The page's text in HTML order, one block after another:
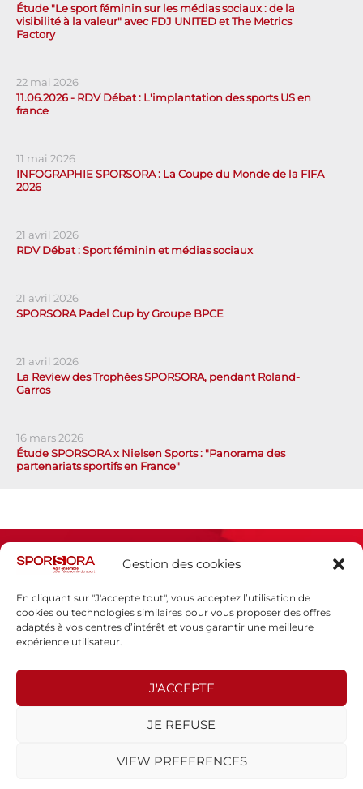
Gestion des cookies
En cliquant sur "J'accepte tout", vous acceptez l’utilisation de
cookies ou technologies similaires pour vous proposer des offres
adaptés à vos centres d’intérêt et vous garantir une meilleure
expérience utilisateur.
J'ACCEPTE
JE REFUSE
VIEW PREFERENCES
Étude "Le sport féminin sur les médias sociaux : de la
visibilité à la valeur" avec FDJ UNITED et The Metrics
Factory
22 mai 2026
11.06.2026 - RDV Débat : L'implantation des sports US en
france
11 mai 2026
INFOGRAPHIE SPORSORA : La Coupe du Monde de la FIFA
2026
21 avril 2026
RDV Débat : Sport féminin et médias sociaux
21 avril 2026
SPORSORA Padel Cup by Groupe BPCE
21 avril 2026
La Review des Trophées SPORSORA, pendant Roland-
Garros
16 mars 2026
Étude SPORSORA x Nielsen Sports : "Panorama des
partenariats sportifs en France"
Espace presse
Politique de confidentialité
SPORSORA
75015 PARIS